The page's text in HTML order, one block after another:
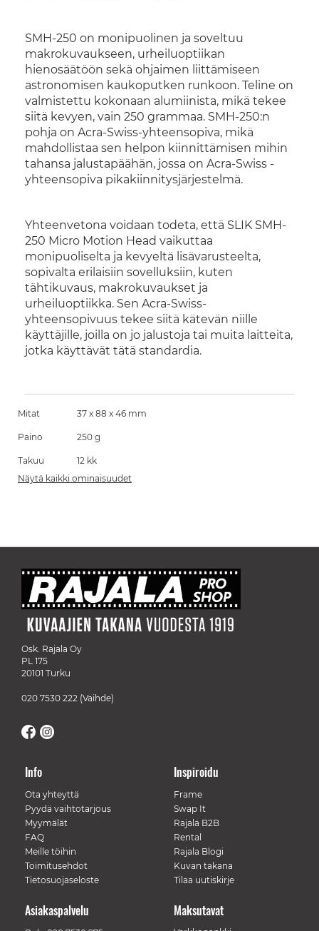
SMH-250 on monipuolinen ja soveltuu
makrokuvaukseen, urheiluoptiikan
hienosäätöön sekä ohjaimen liittämiseen
astronomisen kaukoputken runkoon. Teline on
valmistettu kokonaan alumiinista, mikä tekee
siitä kevyen, vain 250 grammaa. SMH-250:n
pohja on Acra-Swiss-yhteensopiva, mikä
mahdollistaa sen helpon kiinnittämisen mihin
tahansa jalustapäähän, jossa on Acra-Swiss -
yhteensopiva pikakiinnitysjärjestelmä.
Yhteenvetona voidaan todeta, että SLIK SMH-
250 Micro Motion Head vaikuttaa
monipuoliselta ja kevyeltä lisävarusteelta,
sopivalta erilaisiin sovelluksiin, kuten
tähtikuvaus, makrokuvaukset ja
urheiluoptiikka. Sen Acra-Swiss-
yhteensopivuus tekee siitä kätevän niille
käyttäjille, joilla on jo jalustoja tai muita laitteita,
jotka käyttävät tätä standardia.
Mitat 37 x 88 x 46 mm
Paino 250 g
Takuu
12 kk
Näytä kaikki ominaisuudet
Osk. Rajala Oy
PL 175
20101 Turku
020 7530 222 (Vaihde)
Info
Ota yhteyttä
Pyydä vaihtotarjous
Myymälät
FAQ
Meille töihin
Toimitusehdot
Tietosuojaseloste
Inspiroidu
Frame
Swap It
Rajala B2B
Rental
Rajala Blogi
Kuvan takana
Tilaa uutiskirje
Maksutavat
Asiakaspalvelu